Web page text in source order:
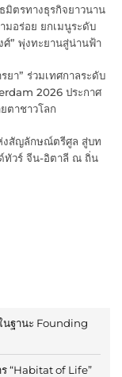
มิตรทางธุรกิจยาวนาน
มอร่อย ยกเมนูระดับ
ศ์” พุ่งทะยานสู่น่านฟ้า
ยา” ร่วมเทศกาลระดับ
2026 ประกาศ
ตาชาวโลก
งสัญลักษณ์ตรีศูล สู่บท
ทัวร์ จีน-อิตาลี ณ ถิ่น
นฐานะ Founding
“Habitat of Life”